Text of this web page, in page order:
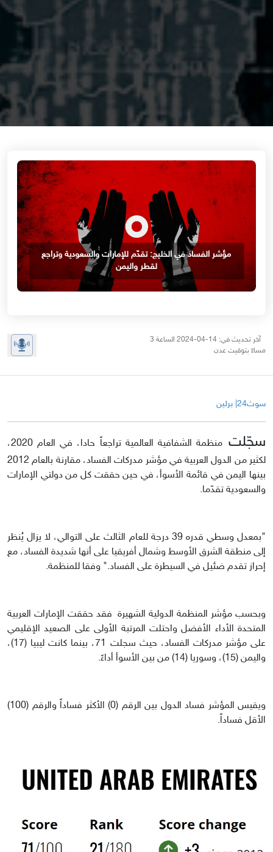
مؤشر الفساد في الخليج: تقدّم للإمارات والسعودية وتراجع
لقطر واليمن
آخر تحديث في: 14-04-2024 الساعة 3
مساءً بتوقيت عدن
سوث24| برلين
سجّلت
منظمة الشفافية العالمية تراجعاً حادا، في العام 2020،
لكثير من الدول العربية في مؤشر مدركات الفساد، مقارنة بالعام 2012
بينها اليمن في قائمة الأسوأ، في حين حققت كل من دولتي الإمارات
والسعودية تقدّما.
"بمعدل وسطي قدره 39 درجة للعام الثالث على التوالي، لا يزال يُنظر
إلى منطقة الشرق الأوسط وشمال أفريقيا على أنها شديدة الفساد، مع
إحراز تقدم ضئيل في السيطرة على الفساد." وفقا للمنظمة.
وبحسب مؤشر المنظمة الدولية الشهيرة فقد حققت الإمارات العربية
المتحدة الأداء الأفضل واحتلت المرتبة الأولى على الصعيد الإقليمي
على مؤشر مدركات الفساد، حيث سجلت 71، بينما كانت ليبيا (17)،
واليمن (15)، وسوريا (14) من بين الأسوأ أداءً.
ويقيس المؤشر فساد الدول بين الرقم (0) الأكثر فساداً والرقم (100)
الأقل فساداً.